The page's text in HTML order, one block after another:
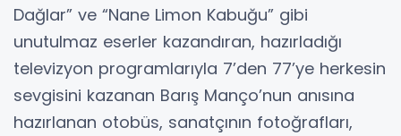
Dağlar” ve “Nane Limon Kabuğu” gibi
unutulmaz eserler kazandıran, hazırladığı
televizyon programlarıyla 7’den 77’ye herkesin
sevgisini kazanan Barış Manço’nun anısına
hazırlanan otobüs, sanatçının fotoğrafları,